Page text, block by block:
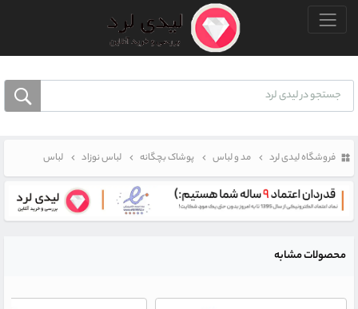
منو بالا
فروشگاه لیدی لرد مد و لباس پوشاک بچگانه لباس نوزاد لباس
محصولات مشابه